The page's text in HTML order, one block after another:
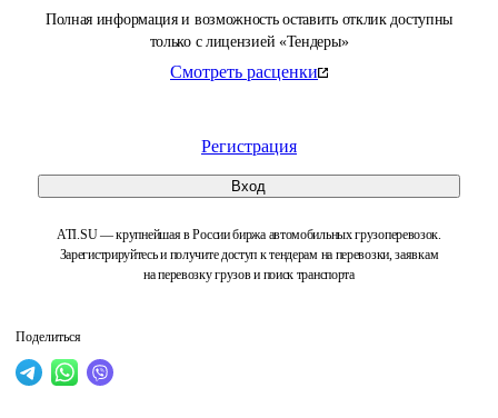
Полная информация и возможность оставить отклик доступны
только с лицензией «Тендеры»
Смотреть расценки
Регистрация
Вход
ATI.SU — крупнейшая в России биржа автомобильных грузоперевозок.
Зарегистрируйтесь и получите доступ к тендерам на перевозки, заявкам
на перевозку грузов и поиск транспорта
Поделиться